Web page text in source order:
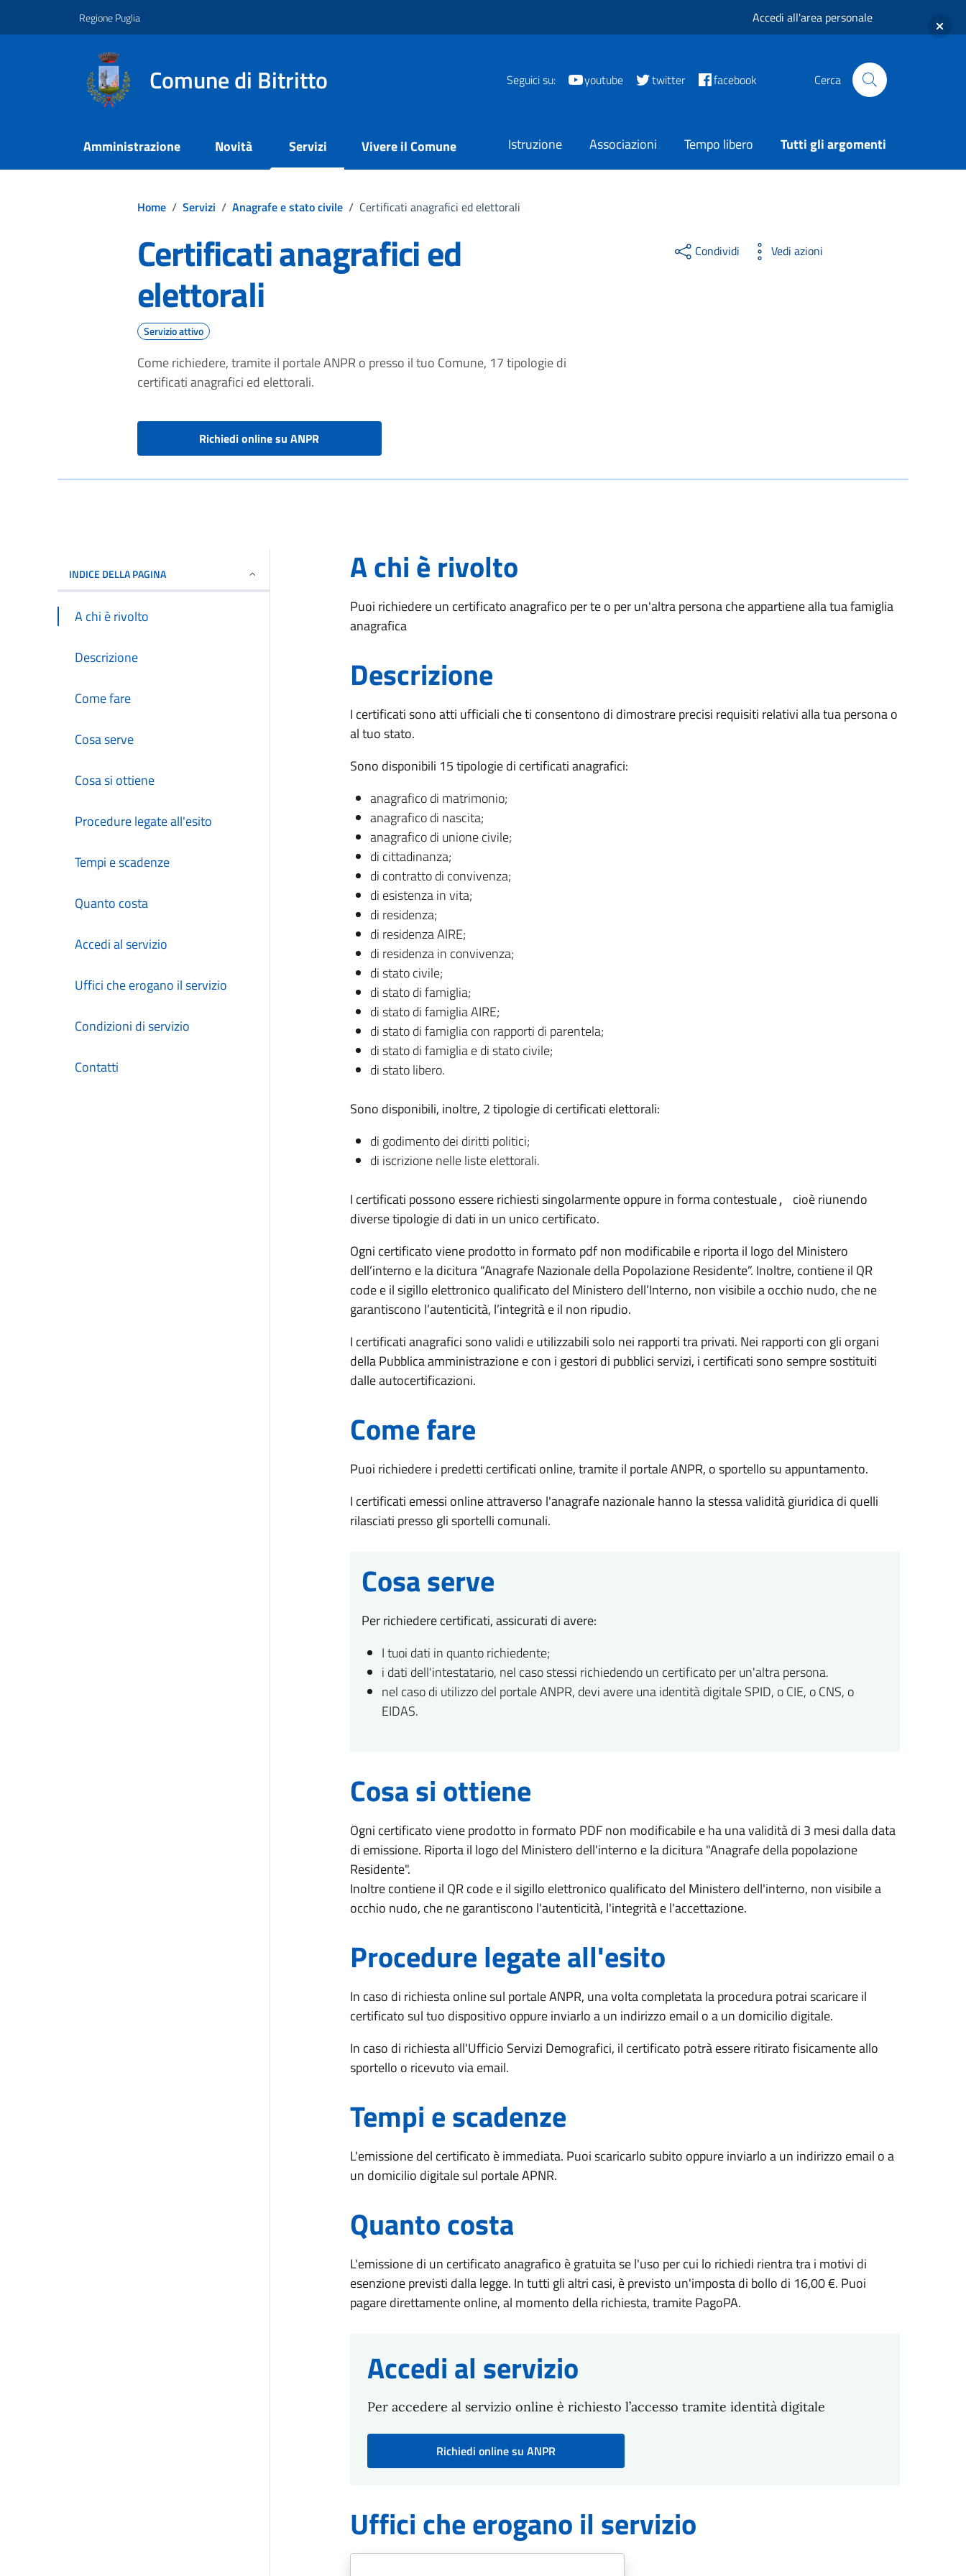
Regione Puglia Accedi all'area personale
Comune di Bitritto Seguici su: youtube twitter facebook Cerca
Amministrazione Novità Servizi Vivere il Comune Istruzione Associazioni Tempo libero Tutti gli argomenti
Home / Servizi / Anagrafe e stato civile / Certificati anagrafici ed elettorali
Certificati anagrafici ed
elettorali
Servizio attivo
Come richiedere, tramite il portale ANPR o presso il tuo Comune, 17 tipologie di
certificati anagrafici ed elettorali.
Richiedi online su ANPR
Condividi Vedi azioni
INDICE DELLA PAGINA
A chi è rivolto
Descrizione
Come fare
Cosa serve
Cosa si ottiene
Procedure legate all'esito
Tempi e scadenze
Quanto costa
Accedi al servizio
Uffici che erogano il servizio
Condizioni di servizio
Contatti
A chi è rivolto
Puoi richiedere un certificato anagrafico per te o per un'altra persona che appartiene alla tua famiglia
anagrafica
Descrizione
I certificati sono atti ufficiali che ti consentono di dimostrare precisi requisiti relativi alla tua persona o
al tuo stato.
Sono disponibili 15 tipologie di certificati anagrafici:
anagrafico di matrimonio;
anagrafico di nascita;
anagrafico di unione civile;
di cittadinanza;
di contratto di convivenza;
di esistenza in vita;
di residenza;
di residenza AIRE;
di residenza in convivenza;
di stato civile;
di stato di famiglia;
di stato di famiglia AIRE;
di stato di famiglia con rapporti di parentela;
di stato di famiglia e di stato civile;
di stato libero.
Sono disponibili, inoltre, 2 tipologie di certificati elettorali:
di godimento dei diritti politici;
di iscrizione nelle liste elettorali.
I certificati possono essere richiesti singolarmente oppure in forma contestuale, cioè riunendo
diverse tipologie di dati in un unico certificato.
Ogni certificato viene prodotto in formato pdf non modificabile e riporta il logo del Ministero
dell’interno e la dicitura “Anagrafe Nazionale della Popolazione Residente”. Inoltre, contiene il QR
code e il sigillo elettronico qualificato del Ministero dell’Interno, non visibile a occhio nudo, che ne
garantiscono l’autenticità, l’integrità e il non ripudio.
I certificati anagrafici sono validi e utilizzabili solo nei rapporti tra privati. Nei rapporti con gli organi
della Pubblica amministrazione e con i gestori di pubblici servizi, i certificati sono sempre sostituiti
dalle autocertificazioni.
Come fare
Puoi richiedere i predetti certificati online, tramite il portale ANPR, o sportello su appuntamento.
I certificati emessi online attraverso l'anagrafe nazionale hanno la stessa validità giuridica di quelli
rilasciati presso gli sportelli comunali.
Cosa serve
Per richiedere certificati, assicurati di avere:
I tuoi dati in quanto richiedente;
i dati dell'intestatario, nel caso stessi richiedendo un certificato per un'altra persona.
nel caso di utilizzo del portale ANPR, devi avere una identità digitale SPID, o CIE, o CNS, o
EIDAS.
Cosa si ottiene
Ogni certificato viene prodotto in formato PDF non modificabile e ha una validità di 3 mesi dalla data
di emissione. Riporta il logo del Ministero dell'interno e la dicitura "Anagrafe della popolazione
Residente".
Inoltre contiene il QR code e il sigillo elettronico qualificato del Ministero dell'interno, non visibile a
occhio nudo, che ne garantiscono l'autenticità, l'integrità e l'accettazione.
Procedure legate all'esito
In caso di richiesta online sul portale ANPR, una volta completata la procedura potrai scaricare il
certificato sul tuo dispositivo oppure inviarlo a un indirizzo email o a un domicilio digitale.
In caso di richiesta all'Ufficio Servizi Demografici, il certificato potrà essere ritirato fisicamente allo
sportello o ricevuto via email.
Tempi e scadenze
L'emissione del certificato è immediata. Puoi scaricarlo subito oppure inviarlo a un indirizzo email o a
un domicilio digitale sul portale APNR.
Quanto costa
L'emissione di un certificato anagrafico è gratuita se l'uso per cui lo richiedi rientra tra i motivi di
esenzione previsti dalla legge. In tutti gli altri casi, è previsto un'imposta di bollo di 16,00 €. Puoi
pagare direttamente online, al momento della richiesta, tramite PagoPA.
Accedi al servizio
Per accedere al servizio online è richiesto l’accesso tramite identità digitale
Richiedi online su ANPR
Uffici che erogano il servizio